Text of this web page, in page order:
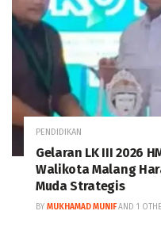
PENDIDIKAN
Gelaran LK III 2026
Walikota Malang
Muda Strategis
BY MUKHAMAD MUNIF AND 1